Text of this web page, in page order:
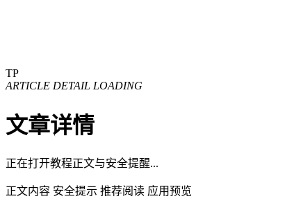
TP
ARTICLE DETAIL LOADING
文章详情
正在打开教程正文与安全提醒...
正文内容 安全提示 推荐阅读 应用预览